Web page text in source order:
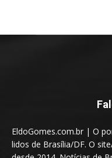
EldoGomes.com.br | O
lidos de Brasília/DF. O